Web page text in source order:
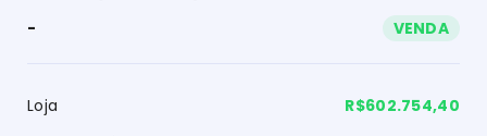
-
VENDA
Loja
R$602.754,40